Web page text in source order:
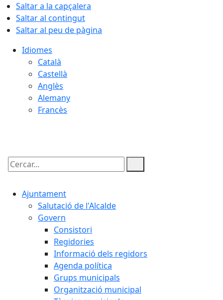
Saltar a la capçalera
Saltar al contingut
Saltar al peu de pàgina
Idiomes
Català
Castellà
Anglès
Alemany
Francès
Cercar:
Ajuntament
Salutació de l'Alcalde
Govern
Consistori
Regidories
Informació dels regidors
Agenda política
Grups municipals
Organització municipal